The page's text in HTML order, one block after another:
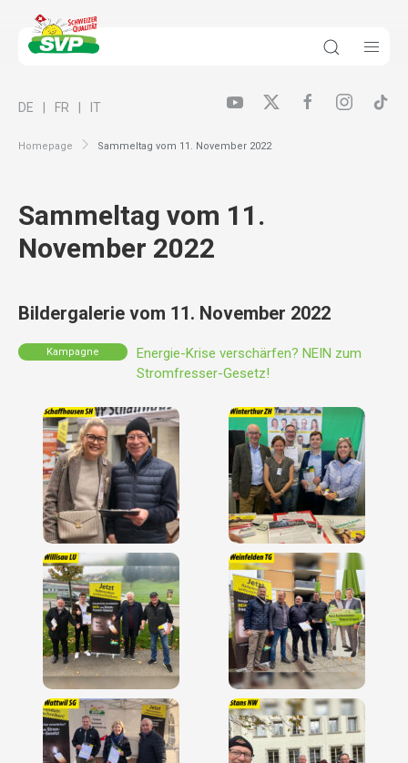
Homepage Sammeltag vom 11. November 2022
DE FR IT
Sammeltag vom 11.
November 2022
Bildergalerie vom 11. November 2022
Kampagne
Energie-Krise verschärfen? NEIN zum
Stromfresser-Gesetz!